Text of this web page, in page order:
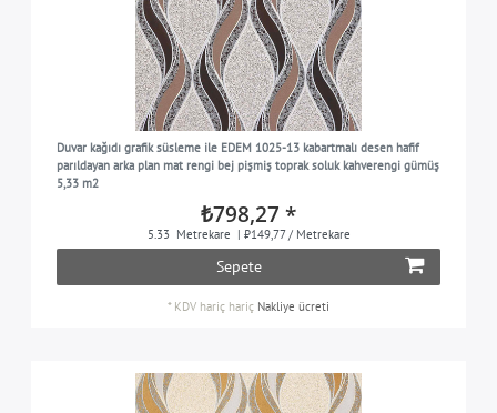
Duvar kağıdı grafik süsleme ile EDEM 1025-13 kabartmalı desen hafif
parıldayan arka plan mat rengi bej pişmiş toprak soluk kahverengi gümüş
5,33 m2
₺798,27 *
5.33 Metrekare | ₺149,77 / Metrekare
Sepete
* KDV hariç hariç Nakliye ücreti